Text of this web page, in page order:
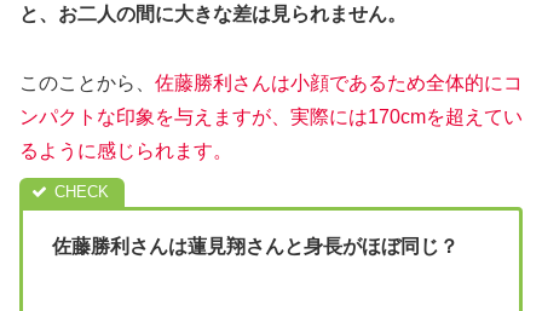
と、お二人の間に大きな差は見られません。
このことから、 佐藤勝利さんは小顔であるため全体的にコ
ンパクトな印象を与えますが、実際には170cmを超えてい
るように感じられます。
佐藤勝利さんは蓮見翔さんと身長がほぼ同じ？